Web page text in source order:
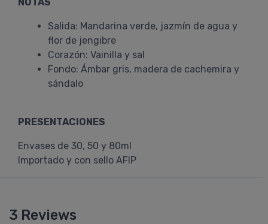
Salida: Mandarina verde, jazmín de agua y
flor de jengibre
Corazón: Vainilla y sal
Fondo: Ámbar gris, madera de cachemira y
sándalo
PRESENTACIONES
Envases de 30, 50 y 80ml
Importado y con sello AFIP
3 Reviews